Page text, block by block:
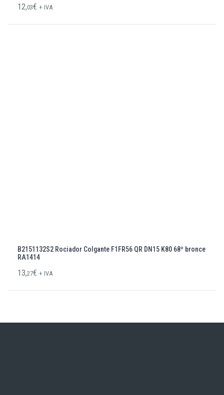
12,03€ + IVA
B2151132S2 Rociador Colgante F1FR56 QR DN15 K80 68º bronce
RA1414
13,27€ + IVA